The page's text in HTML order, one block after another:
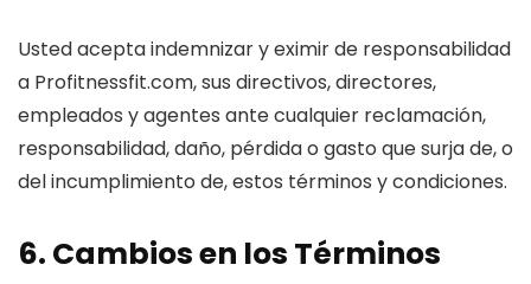
Usted acepta indemnizar y eximir de responsabilidad
a Profitnessfit.com, sus directivos, directores,
empleados y agentes ante cualquier reclamación,
responsabilidad, daño, pérdida o gasto que surja de, o
del incumplimiento de, estos términos y condiciones.
6. Cambios en los Términos